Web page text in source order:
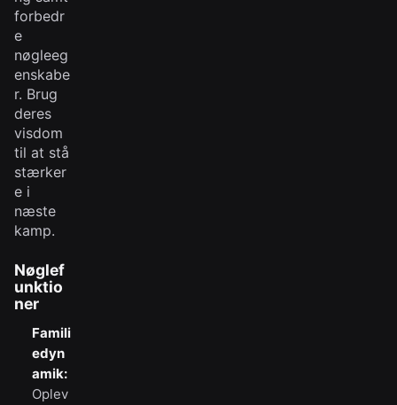
forbedr
e
nøgleeg
enskabe
r. Brug
deres
visdom
til at stå
stærker
e i
næste
kamp.
Nøglef
unktio
ner
Famili
edyn
amik:
Oplev